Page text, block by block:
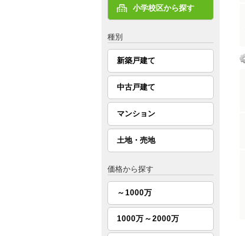
小学校区から探す
種別
新築戸建て
中古戸建て
マンション
土地・売地
価格から探す
～1000万
1000万～2000万